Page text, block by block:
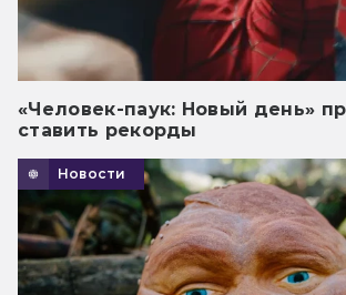
«Человек-паук: Новый день»
ставить рекорды
Новости